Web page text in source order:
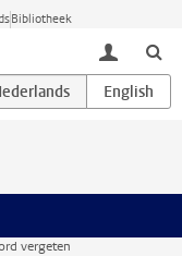
Bibliotheek
toggle
vergeten